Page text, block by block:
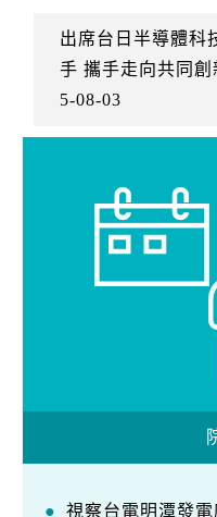
出席台日半導體科
手 攜手走向共同
5-08-03
視察台電明潭發電